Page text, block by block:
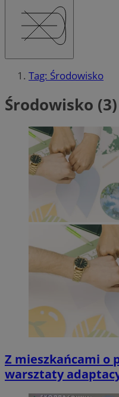
Tag: Środowisko
Środowisko (3)
Z mieszkańcami o
warsztaty